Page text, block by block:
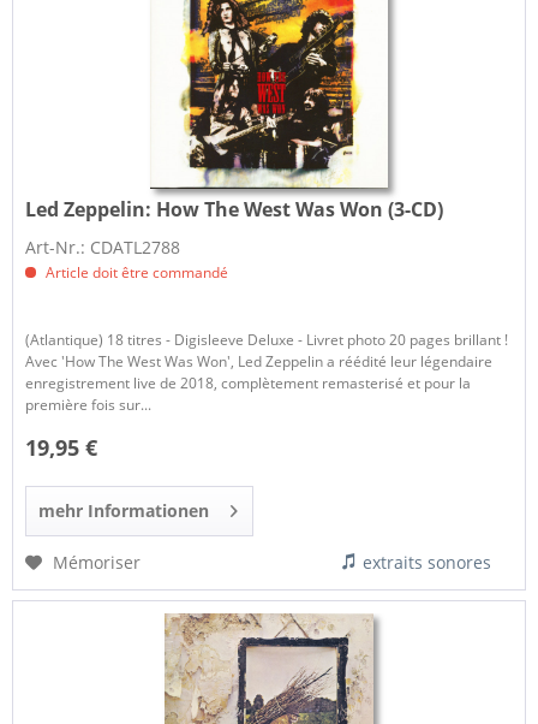
Led Zeppelin: How The West Was Won (3-CD)
Art-Nr.: CDATL2788
Article doit être commandé
(Atlantique) 18 titres - Digisleeve Deluxe - Livret photo 20 pages brillant !
Avec 'How The West Was Won', Led Zeppelin a réédité leur légendaire
enregistrement live de 2018, complètement remasterisé et pour la
première fois sur...
19,95 €
mehr Informationen
Mémoriser extraits sonores